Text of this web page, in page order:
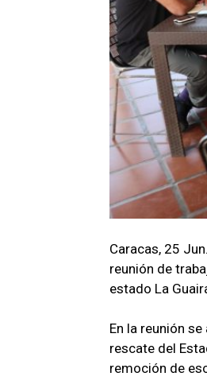
Caracas, 25
reunión de
estado La
En la reunión
rescate del
remoción de